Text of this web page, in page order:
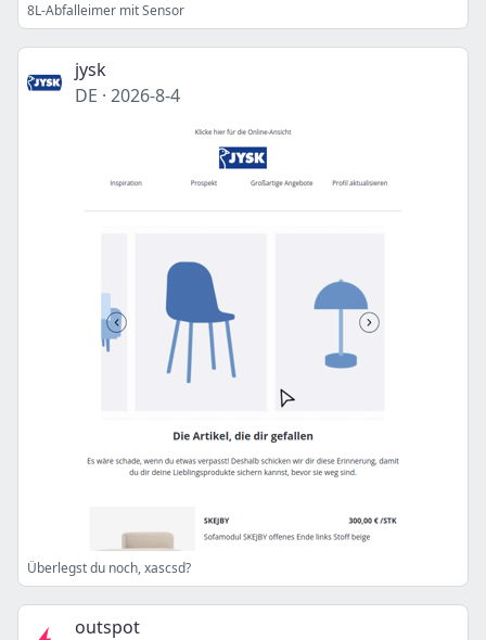
8L-Abfalleimer mit Sensor
jysk
DE · 2026-8-4
Überlegst du noch, xascsd?
outspot